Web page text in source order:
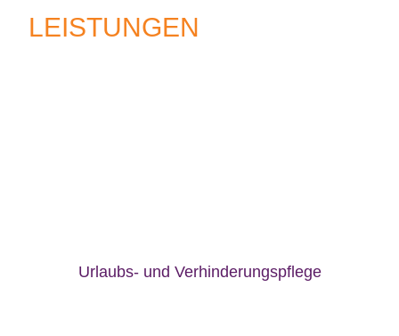
LEISTUNGEN
Urlaubs- und Verhinderungspflege